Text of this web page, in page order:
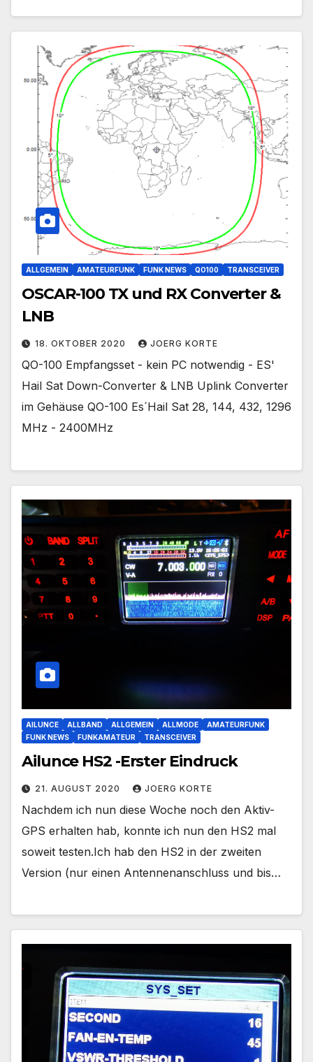
ALLGEMEIN AMATEURFUNK FUNK NEWS QO100 TRANSCEIVER
OSCAR-100 TX und RX Converter &
LNB
18. OKTOBER 2020 JOERG KORTE
QO-100 Empfangsset - kein PC notwendig - ES'
Hail Sat Down-Converter & LNB Uplink Converter
im Gehäuse QO-100 Es´Hail Sat 28, 144, 432, 1296
MHz - 2400MHz
AILUNCE ALLBAND ALLGEMEIN ALLMODE
AMATEURFUNK
FUNK NEWS
FUNKAMATEUR TRANSCEIVER
Ailunce HS2 -Erster Eindruck
21. AUGUST 2020 JOERG KORTE
Nachdem ich nun diese Woche noch den Aktiv-
GPS erhalten hab, konnte ich nun den HS2 mal
soweit testen.Ich hab den HS2 in der zweiten
Version (nur einen Antennenanschluss und bis…